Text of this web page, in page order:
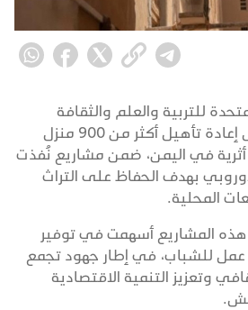
للتربية والعلم والثقافة
(اليونسكو) إنجاز أعمال إعادة تأهيل أكثر من 900 منزل
في اليمن، ضمن مشاريع نُفذت
بهدف الحفاظ على التراث
المحلية.
المشاريع أسهمت في توفير
فرصة عمل للشباب، في إطار جهود تجمع
وتعزيز التنمية الاقتصادية